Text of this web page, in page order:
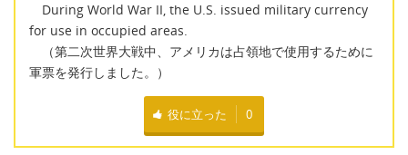
During World War II, the U.S. issued military currency
for use in occupied areas.
（第二次世界大戦中、アメリカは占領地で使用するために
軍票を発行しました。）
役に立った 0